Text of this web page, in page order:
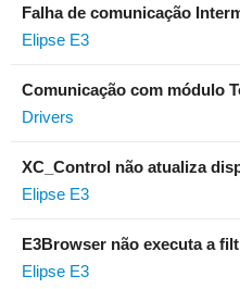
Falha de comunicação
Elipse E3
Comunicação com módulo
Drivers
XC_Control não atualiza
Elipse E3
E3Browser não executa a
Elipse E3